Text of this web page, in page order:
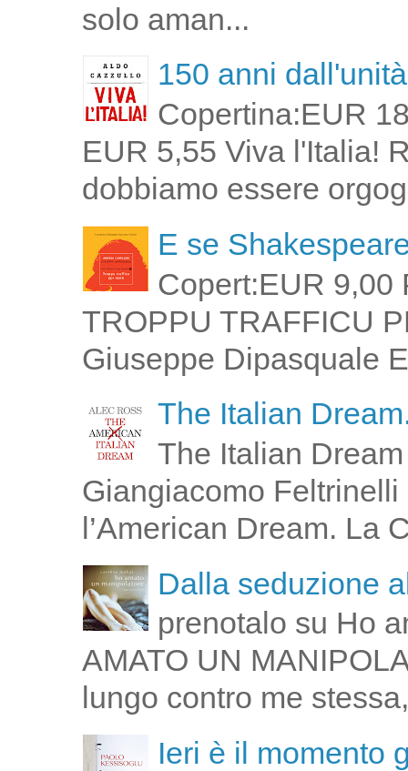
solo aman...
150 anni
Copertina:EUR
EUR 5,55 Viva l'Italia!
dobbiamo essere
E se
Copert:EUR 9,00
TROPPU TRAFFICU
Giuseppe Dipasquale
The Italian
The Italian
Giangiacomo
l’American Dream. La
Dalla seduzione
prenotalo su Ho
AMATO UN
lungo contro me
Ieri è il momento